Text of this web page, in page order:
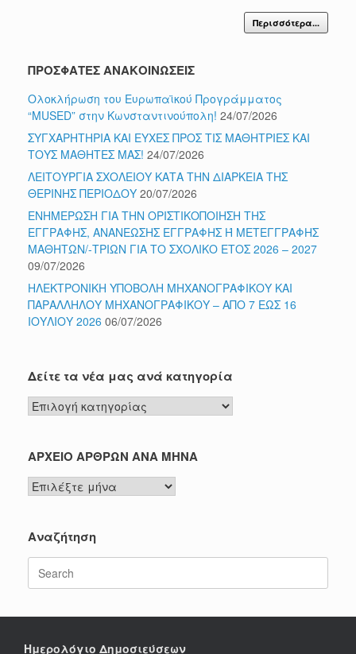
Περισσότερα...
ΠΡΟΣΦΑΤΕΣ ΑΝΑΚΟΙΝΩΣΕΙΣ
Ολοκλήρωση του Ευρωπαϊκού Προγράμματος
“MUSED” στην Κωνσταντινούπολη! 24/07/2026
ΣΥΓΧΑΡΗΤΗΡΙΑ ΚΑΙ ΕΥΧΕΣ ΠΡΟΣ ΤΙΣ ΜΑΘΗΤΡΙΕΣ ΚΑΙ
ΤΟΥΣ ΜΑΘΗΤΕΣ ΜΑΣ! 24/07/2026
ΛΕΙΤΟΥΡΓΙΑ ΣΧΟΛΕΙΟΥ ΚΑΤΑ ΤΗΝ ΔΙΑΡΚΕΙΑ ΤΗΣ
ΘΕΡΙΝΗΣ ΠΕΡΙΟΔΟΥ 20/07/2026
ΕΝΗΜΕΡΩΣΗ ΓΙΑ ΤΗΝ ΟΡΙΣΤΙΚΟΠΟΙΗΣΗ ΤΗΣ
ΕΓΓΡΑΦΗΣ, ΑΝΑΝΕΩΣΗΣ ΕΓΓΡΑΦΗΣ Ή ΜΕΤΕΓΓΡΑΦΗΣ
ΜΑΘΗΤΩΝ/-ΤΡΙΩΝ ΓΙΑ ΤΟ ΣΧΟΛΙΚΟ ΕΤΟΣ 2026 – 2027
09/07/2026
ΗΛΕΚΤΡΟΝΙΚΗ ΥΠΟΒΟΛΗ ΜΗΧΑΝΟΓΡΑΦΙΚΟΥ ΚΑΙ
ΠΑΡΑΛΛΗΛΟΥ ΜΗΧΑΝΟΓΡΑΦΙΚΟΥ – ΑΠΟ 7 ΕΩΣ 16
ΙΟΥΛΙΟΥ 2026 06/07/2026
Δείτε τα νέα μας ανά κατηγορία
Δείτε
τα
μας
κατηγορία
ΑΡΧΕΙΟ ΑΡΘΡΩΝ ΑΝΑ ΜΗΝΑ
ΑΡΧΕΙΟ
ΑΡΘΡΩΝ
ΜΗΝΑ
Αναζήτηση
for:
Ημερολόγιο Δημοσιεύσεων